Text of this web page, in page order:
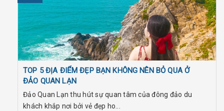
TOP 5 ĐỊA ĐIỂM ĐẸP BẠN KHÔNG NÊN BỎ QUA Ở
ĐẢO QUAN LẠN
Đảo Quan Lạn thu hút sự quan tâm của đông đảo du
khách khắp nơi bởi vẻ đẹp ho...